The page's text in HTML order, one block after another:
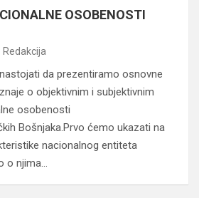
OSOBENOSTI
Redakcija
da prezentiramo osnovne
o objektivnim i subjektivnim
osobenosti
Bošnjaka.Prvo ćemo ukazati na
nacionalnog entiteta
o njima…